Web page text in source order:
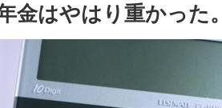
金はやはり重かった